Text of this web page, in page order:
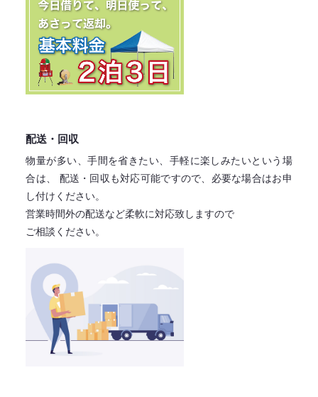
配送・回収
物量が多い、手間を省きたい、手軽に楽しみたいという場
合は、
配送・回収も対応可能ですので、必要な場合はお申
し付けください。
営業時間外の配送など柔軟に対応致しますので
ご相談ください。